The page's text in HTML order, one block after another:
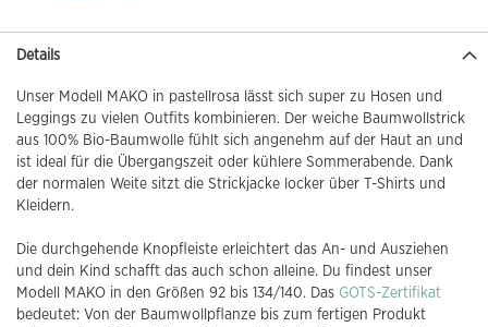
Details
Unser Modell MAKO in pastellrosa lässt sich super zu Hosen und
Leggings zu vielen Outfits kombinieren. Der weiche Baumwollstrick
aus 100% Bio-Baumwolle fühlt sich angenehm auf der Haut an und
ist ideal für die Übergangszeit oder kühlere Sommerabende. Dank
der normalen Weite sitzt die Strickjacke locker über T-Shirts und
Kleidern.
Die durchgehende Knopfleiste erleichtert das An- und Ausziehen
und dein Kind schafft das auch schon alleine. Du findest unser
Modell MAKO in den Größen 92 bis 134/140. Das GOTS-Zertifikat
bedeutet: Von der Baumwollpflanze bis zum fertigen Produkt